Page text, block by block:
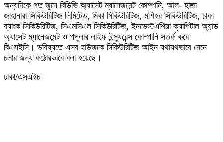
অন্যদিকে গত জুনে বিডিভি অ্যাসেট ম্যানেজমেন্ট কোম্পানি, আল- হাজা
জাহানারা সিকিউরিটিজ লিমিটেড, মিকা সিকিউরিটিজ, মশিহর সিকিউরিটিজ, ঢাকা
ব্যাংক সিকিউরিটিজ, সিএমসিএল সিকিউরিটিজ, ইনভেস্টএশিয়া ক্যাপিটাল অ্যান্ড
অ্যাসেট ম্যানেজমেন্ট ও পপুলার লাইফ ইন্স্যুরেন্স কোম্পানি সতর্ক করে
বিএসইসি। ভবিষ্যতে এসব হাউজকে সিকিউরিটিজ আইন যথাযথভাবে মেনে
চলার জন্য কঠোরভাবে বলা হয়েছে।
ঢাকা/এসএইচ